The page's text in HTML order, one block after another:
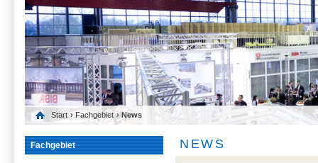
Start › Fachgebiet › News
Fachgebiet NEWS